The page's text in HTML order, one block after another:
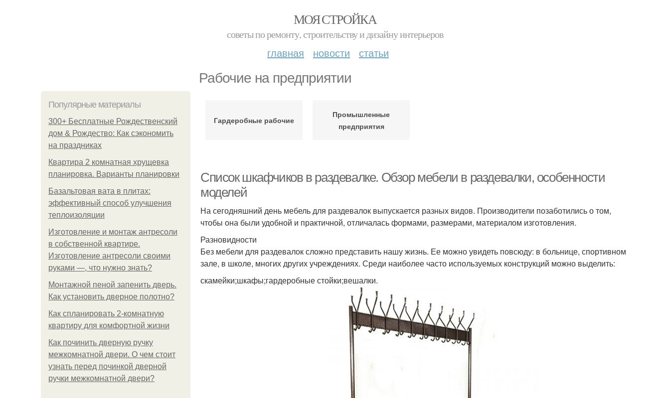
МОЯ СТРОЙКА
советы по ремонту, строительству и дизайну интерьеров
главная новости статьи
Рабочие на предприятии
Популярные материалы
300+ Бесплатные Рождественский
дом & Рождество: Как сэкономить
на праздниках
Квартира 2 комнатная хрущевка
планировка. Варианты планировки
Базальтовая вата в плитах:
эффективный способ улучшения
теплоизоляции
Изготовление и монтаж антресоли
в собственной квартире.
Изготовление антресоли своими
руками —, что нужно знать?
Монтажной пеной запенить дверь.
Как установить дверное полотно?
Как спланировать 2-комнатную
квартиру для комфортной жизни
Как починить дверную ручку
межкомнатной двери. О чем стоит
узнать перед починкой дверной
ручки межкомнатной двери?
Гардеробные рабочие
Промышленные
предприятия
Список шкафчиков в раздевалке. Обзор мебели в раздевалки, особенности
моделей
На сегодняшний день мебель для раздевалок выпускается разных видов. Производители позаботились о том,
чтобы она были удобной и практичной, отличалась формами, размерами, материалом изготовления.
Разновидности
Без мебели для раздевалок сложно представить нашу жизнь. Ее можно увидеть повсюду: в больнице, спортивном
зале, в школе, многих других учреждениях. Среди наиболее часто используемых конструкций можно выделить:
скамейки;шкафы;гардеробные стойки;вешалки.